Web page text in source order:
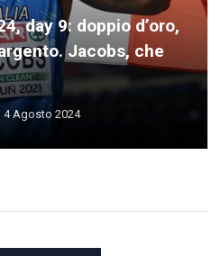
day 9: doppio d’oro,
Jacobs, che
4 Agosto 2024